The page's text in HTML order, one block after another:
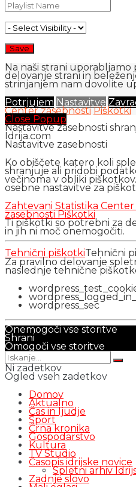
Na naši strani uporabljamo
delovanje strani in
strinjanjem nam dovolite
Potrjujem Nastavitve
Center zasebnosti Piškotki
Close Popup
Nastavitve zasebnosti
Idrija.com
Nastavitve zasebnosti
Ko obiščete katero koli
shranjuje ali pridobi
večinoma v obliki
osebne nastavitve za
Zahtevani Statistika Center
zasebnostiPiškotki
Ti piškotki so potrebni za
in jih ni moč onemogočiti.
Tehnični piškotkiTehnični
Za pravilno delovanje
naslednje tehnične
wordpress_logged_in_
wordpress_sec
Onemogoči vse storitve
Shrani
Omogoči vse storitve
Ni zadetkov
Ogled vseh zadetkov
Domov
Aktualno
Čas in ljudje
Šport
Črna kronika
Gospodarstvo
Kultura
TV Studio
Časopis idrijske novice
Spletni arhiv
Zadnje slovo